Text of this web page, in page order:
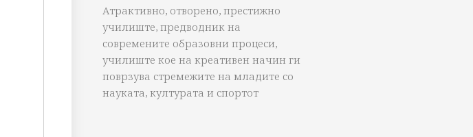
Атрактивно, отворено, престижно
училиште, предводник на
современите образовни процеси,
училиште кое на креативен начин ги
поврзува стремежите на младите со
науката, културата и спортот